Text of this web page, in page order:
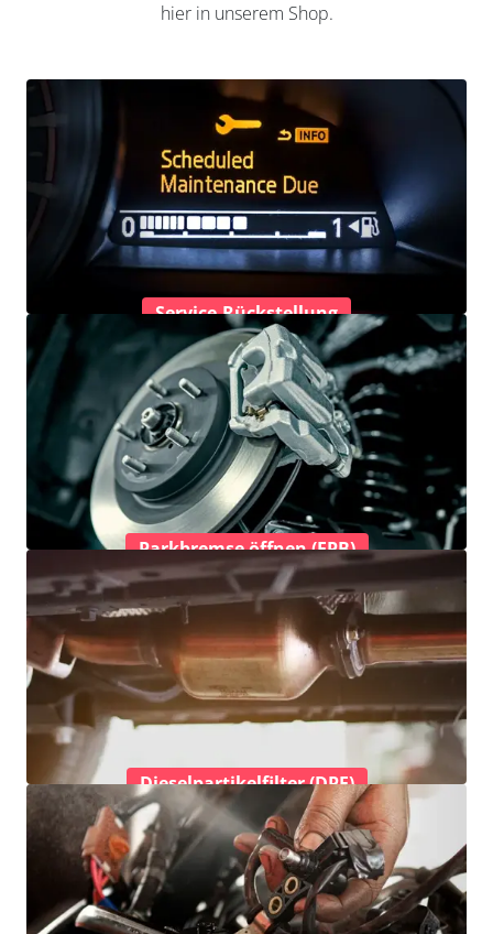
hier in unserem Shop.
Service-Rückstellung
Parkbremse öffnen (EPB)
Dieselpartikelfilter (DPF)